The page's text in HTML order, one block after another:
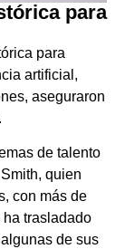
para
para
artificial,
aseguraron
de talento
quien
con más de
trasladado
de sus